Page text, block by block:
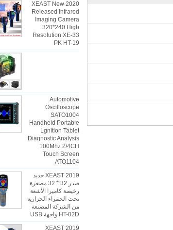
2020 XEAST New
Released Infrared
Imaging Camera
320*240 High
Resolution XE-33
PK HT-19
Automotive
Oscilloscope
SATO1004
Handheld Portable
Lgnition Tablet
Diagnostic Analysis
100Mhz 2/4CH
Touch Screen
ATO1104
2019 XEAST جديد
صدر 32 * 32 مصغرة
رخيصة كاميرا الأشعة
تحت الحمراء الحرارية
من الشركة المصنعة
HT-02D واجهة USB
2019 XEAST